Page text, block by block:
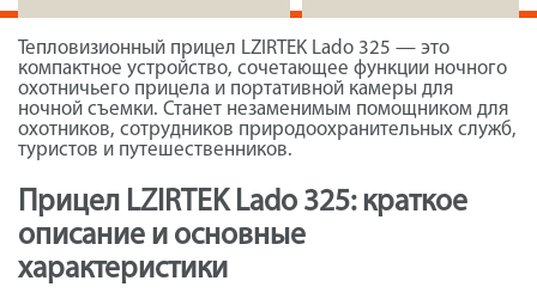
Тепловизионный прицел LZIRTEK Lado 325 — это
компактное устройство, сочетающее функции ночного
охотничьего прицела и портативной камеры для
ночной съемки. Станет незаменимым помощником для
охотников, сотрудников природоохранительных служб,
туристов и путешественников.
Прицел LZIRTEK Lado 325: краткое
описание и основные
характеристики